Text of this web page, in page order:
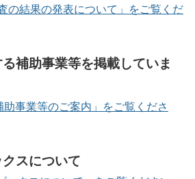
の結果の発表について」をご覧くだ
補助事業等を掲載していま
事業等のご案内」をご覧くださ
スについて